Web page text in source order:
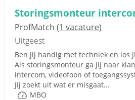
Storingsmonteur
ProfMatch (1 vacature)
Uitgeest
Ben jij handig met techniek en los
Als storingsmonteur ga jij naar
intercom, videofoon of
Jij zoekt uit wat er misgaat...
MBO